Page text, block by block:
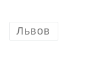
Львов